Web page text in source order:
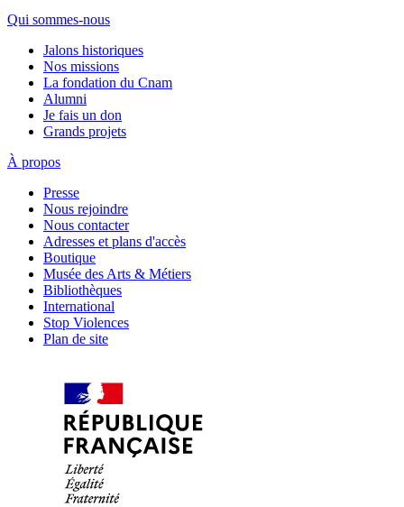
Qui sommes-nous
Jalons historiques
Nos missions
La fondation du Cnam
Alumni
Je fais un don
Grands projets
À propos
Presse
Nous rejoindre
Nous contacter
Adresses et plans d'accès
Boutique
Musée des Arts & Métiers
Bibliothèques
International
Stop Violences
Plan de site